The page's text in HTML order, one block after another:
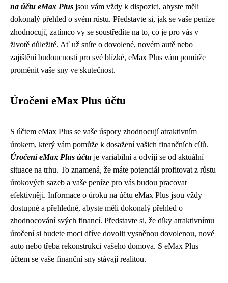
na účtu eMax Plus jsou vám vždy k dispozici, abyste měli
dokonalý přehled o svém růstu. Představte si, jak se vaše peníze
zhodnocují, zatímco vy se soustředíte na to, co je pro vás v
životě důležité. Ať už sníte o dovolené, novém autě nebo
zajištění budoucnosti pro své blízké, eMax Plus vám pomůže
proměnit vaše sny ve skutečnost.
Úročení eMax Plus účtu
S účtem eMax Plus se vaše úspory zhodnocují atraktivním
úrokem, který vám pomůže k dosažení vašich finančních cílů.
Úročení eMax Plus účtu je variabilní a odvíjí se od aktuální
situace na trhu. To znamená, že máte potenciál profitovat z růstu
úrokových sazeb a vaše peníze pro vás budou pracovat
efektivněji. Informace o úroku na účtu eMax Plus jsou vždy
dostupné a přehledné, abyste měli dokonalý přehled o
zhodnocování svých financí. Představte si, že díky atraktivnímu
úročení si budete moci dříve dovolit vysněnou dovolenou, nové
auto nebo třeba rekonstrukci vašeho domova. S eMax Plus
účtem se vaše finanční sny stávají realitou.